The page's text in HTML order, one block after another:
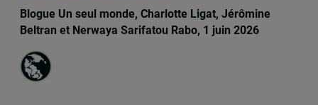
Blogue Un seul monde, Charlotte Ligat, Jérômine
Beltran et Nerwaya Sarifatou Rabo, 1 juin 2026